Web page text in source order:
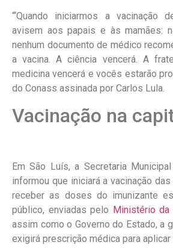
“‘Quando iniciarmos a vacinação
avisem aos papais e às mamães:
nenhum documento de médico
a vacina. A ciência vencerá. A
medicina vencerá e vocês estarão
do Conass assinada por Carlos Lula.
Vacinação na
Em São Luís, a Secretaria
informou que iniciará a vacinação
receber as doses do imunizante
público, enviadas pelo Ministério da
assim como o Governo do Estado, a
exigirá prescrição médica para aplicar